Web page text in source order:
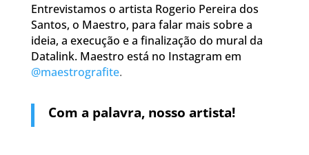
Entrevistamos o artista Rogerio Pereira dos
Santos, o Maestro, para falar mais sobre a
ideia, a execução e a finalização do mural da
Datalink. Maestro está no Instagram em
@maestrografite.
Com a palavra, nosso artista!